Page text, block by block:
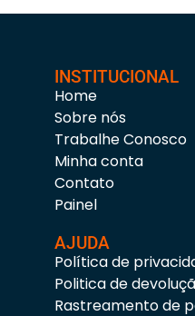
INSTITUCIONAL
Home
Sobre nós
Trabalhe Conosco
Minha conta
Contato
Painel
AJUDA
Política de
Politica de
Rastreamento de